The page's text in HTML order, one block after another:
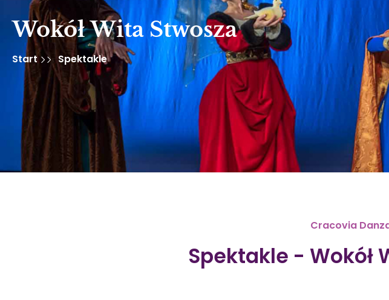
Wokół Wita Stwosza
Start Spektakle
Cracovia
Spektakle - Wokół